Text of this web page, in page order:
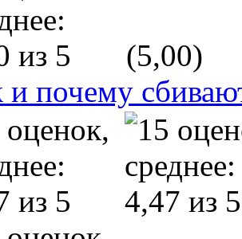
(5,00)
и почему